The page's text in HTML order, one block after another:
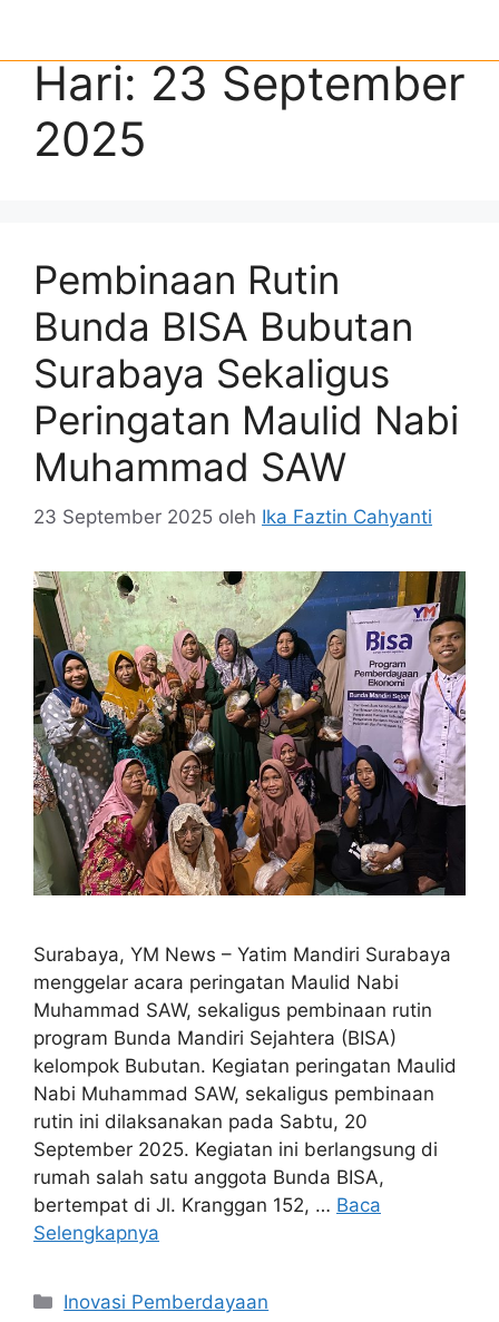
Hari: 23 September
2025
Pembinaan Rutin
Bunda BISA Bubutan
Surabaya Sekaligus
Peringatan Maulid Nabi
Muhammad SAW
23 September 2025 oleh Ika Faztin Cahyanti
Surabaya, YM News – Yatim Mandiri Surabaya
menggelar acara peringatan Maulid Nabi
Muhammad SAW, sekaligus pembinaan rutin
program Bunda Mandiri Sejahtera (BISA)
kelompok Bubutan. Kegiatan peringatan Maulid
Nabi Muhammad SAW, sekaligus pembinaan
rutin ini dilaksanakan pada Sabtu, 20
September 2025. Kegiatan ini berlangsung di
rumah salah satu anggota Bunda BISA,
bertempat di Jl. Kranggan 152, … Baca
Selengkapnya
Inovasi Pemberdayaan